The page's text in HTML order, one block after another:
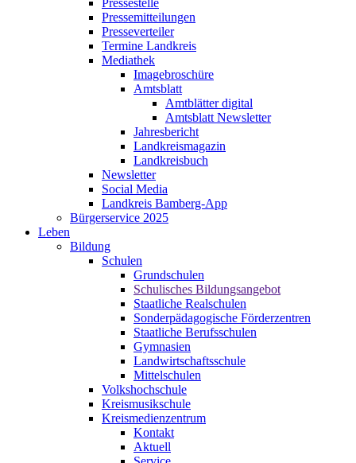
Pressestelle
Pressemitteilungen
Presseverteiler
Termine Landkreis
Mediathek
Imagebroschüre
Amtsblatt
Amtblätter digital
Amtsblatt Newsletter
Jahresbericht
Landkreismagazin
Landkreisbuch
Newsletter
Social Media
Landkreis Bamberg-App
Bürgerservice 2025
Leben
Bildung
Schulen
Grundschulen
Schulisches Bildungsangebot
Staatliche Realschulen
Sonderpädagogische Förderzentren
Staatliche Berufsschulen
Gymnasien
Landwirtschaftsschule
Mittelschulen
Volkshochschule
Kreismusikschule
Kreismedienzentrum
Kontakt
Aktuell